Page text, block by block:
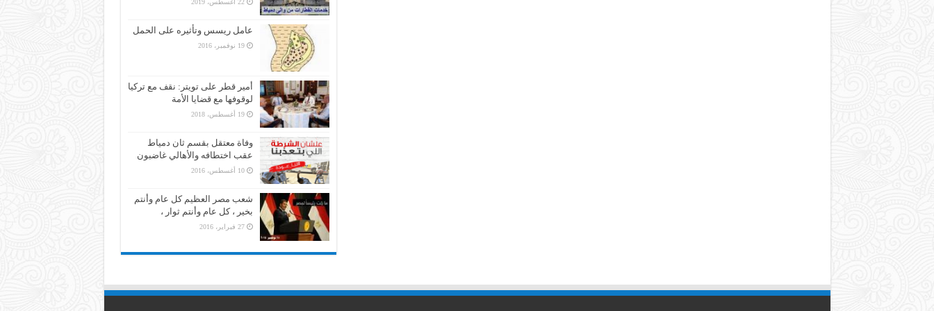
22 أغسطس، 2019
عامل ريسس وتأثيره على الحمل
19 نوفمبر، 2016
أمير قطر على تويتر: نقف مع تركيا
لوقوفها مع قضايا الأمة
19 أغسطس، 2018
وفاة معتقل بقسم ثان دمياط
عقب اختطافه والأهالي غاضبون
10 أغسطس، 2016
شعب مصر العظيم كل عام وأنتم
بخير ، كل عام وأنتم ثوار ،
27 فبراير، 2016